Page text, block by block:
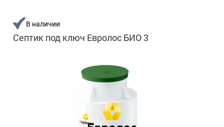
В наличии
Септик под ключ Евролос БИО 3